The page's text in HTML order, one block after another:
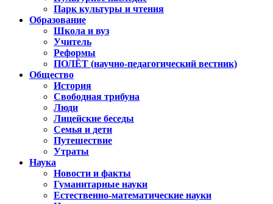
Парк культуры и чтения
Образование
Школа и вуз
Учитель
Реформы
ПОЛЁТ (научно-педагогический вестник)
Общество
История
Свободная трибуна
Люди
Лицейские беседы
Семья и дети
Путешествие
Утраты
Наука
Новости и факты
Гуманитарные науки
Естественно-математические науки